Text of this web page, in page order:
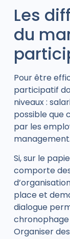
Les
du
Pour être
participatif
niveaux :
possible que
par les
management.
Si, sur le
comporte
place et
dialogue
Organiser